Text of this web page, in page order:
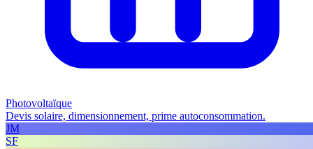
Photovoltaïque
Devis solaire, dimensionnement, prime autoconsommation.
JM
SF